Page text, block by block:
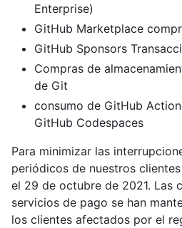
Enterprise)
GitHub Marketplace
GitHub Sponsors
Compras de
de Git
consumo de GitHub
GitHub Codespaces
Para minimizar las
periódicos de nuestros
el 29 de octubre de 2021. Las
servicios de pago se han
los clientes afectados por el